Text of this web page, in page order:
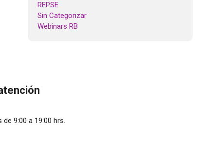
REPSE
Sin Categorizar
Webinars RB
de 9:00 a 19:00 hrs.